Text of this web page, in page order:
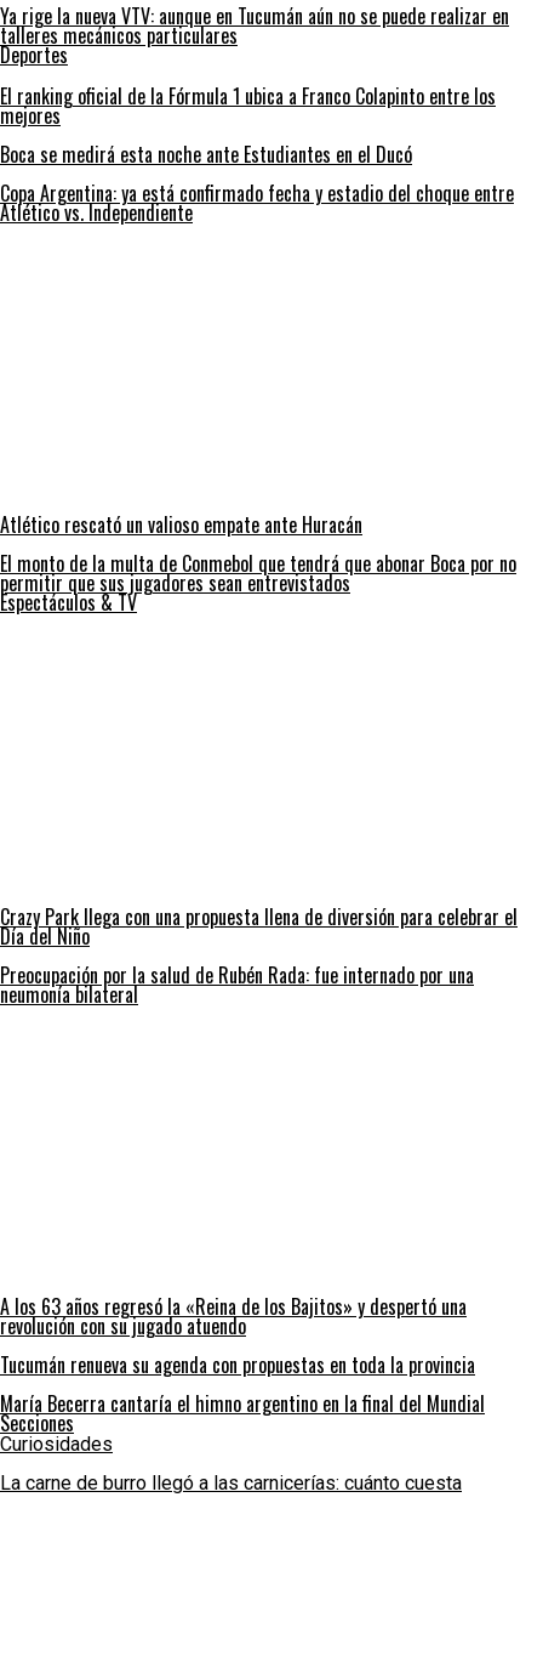
Ya rige la nueva VTV: aunque en Tucumán aún no se puede realizar en
talleres mecánicos particulares
Deportes
El ranking oficial de la Fórmula 1 ubica a Franco Colapinto entre los
mejores
Boca se medirá esta noche ante Estudiantes en el Ducó
Copa Argentina: ya está confirmado fecha y estadio del choque entre
Atlético vs. Independiente
Atlético rescató un valioso empate ante Huracán
El monto de la multa de Conmebol que tendrá que abonar Boca por no
permitir que sus jugadores sean entrevistados
Espectáculos & TV
Crazy Park llega con una propuesta llena de diversión para celebrar el
Día del Niño
Preocupación por la salud de Rubén Rada: fue internado por una
neumonía bilateral
A los 63 años regresó la «Reina de los Bajitos» y despertó una
revolución con su jugado atuendo
Tucumán renueva su agenda con propuestas en toda la provincia
María Becerra cantaría el himno argentino en la final del Mundial
Secciones
Curiosidades
La carne de burro llegó a las carnicerías: cuánto cuesta